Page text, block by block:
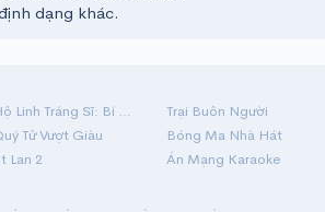
dạng khác.
Hộ Linh Tráng Sĩ: Bí Ẩn Mộ Vua Đinh
Trại Buôn Người
Tử Vượt Giàu
Bóng Ma Nhà Hát
Lan 2
Án Mạng Karaoke